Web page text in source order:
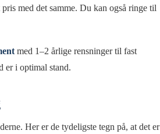
med det samme. Du kan også ringe til
med 1–2 årlige rensninger til fast
er i optimal stand.
Her er de tydeligste tegn på, at det er